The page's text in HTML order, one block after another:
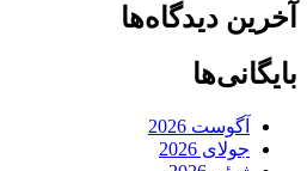
آخرین دیدگاه‌ها
بایگانی‌ها
آگوست 2026
جولای 2026